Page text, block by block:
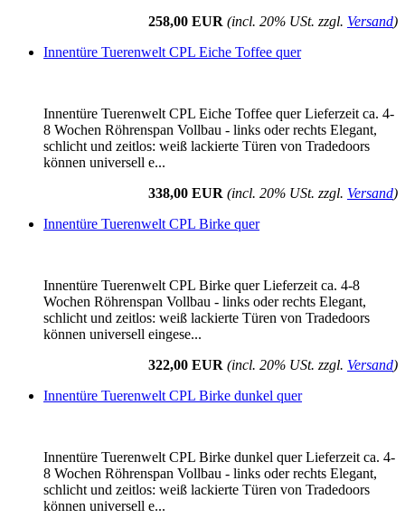
258,00 EUR (incl. 20% USt. zzgl. Versand)
Innentüre Tuerenwelt CPL Eiche Toffee quer
Innentüre Tuerenwelt CPL Eiche Toffee quer Lieferzeit ca. 4-
8 Wochen Röhrenspan Vollbau - links oder rechts Elegant,
schlicht und zeitlos: weiß lackierte Türen von Tradedoors
können universell e...
338,00 EUR (incl. 20% USt. zzgl. Versand)
Innentüre Tuerenwelt CPL Birke quer
Innentüre Tuerenwelt CPL Birke quer Lieferzeit ca. 4-8
Wochen Röhrenspan Vollbau - links oder rechts Elegant,
schlicht und zeitlos: weiß lackierte Türen von Tradedoors
können universell eingese...
322,00 EUR (incl. 20% USt. zzgl. Versand)
Innentüre Tuerenwelt CPL Birke dunkel quer
Innentüre Tuerenwelt CPL Birke dunkel quer Lieferzeit ca. 4-
8 Wochen Röhrenspan Vollbau - links oder rechts Elegant,
schlicht und zeitlos: weiß lackierte Türen von Tradedoors
können universell e...